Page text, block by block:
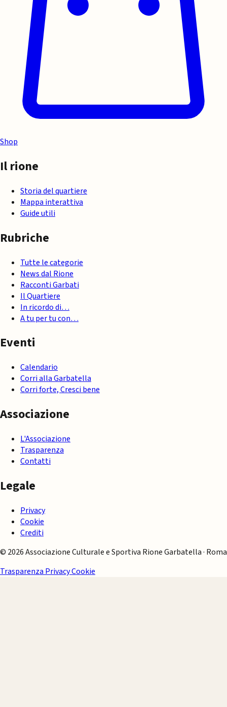
Shop
Il rione
Storia del quartiere
Mappa interattiva
Guide utili
Rubriche
Tutte le categorie
News dal Rione
Racconti Garbati
Il Quartiere
In ricordo di…
A tu per tu con…
Eventi
Calendario
Corri alla Garbatella
Corri forte, Cresci bene
Associazione
L'Associazione
Trasparenza
Contatti
Legale
Privacy
Cookie
Crediti
© 2026 Associazione Culturale e Sportiva Rione Garbatella · Roma
Trasparenza PrivacyCookie